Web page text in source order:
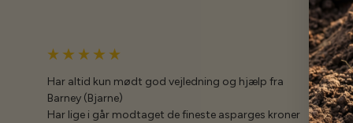
Har altid kun mødt god vejledning og hjælp fra
Barney (Bjarne)
Har lige i går modtaget de fineste asparges kroner